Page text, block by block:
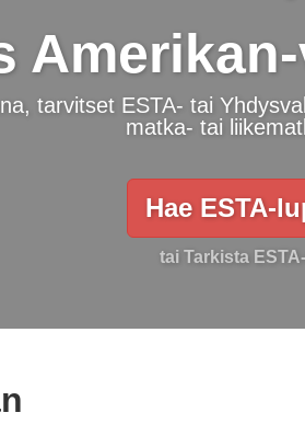
tarvitset ESTA- tai
matka- tai
Hae ESTA-
tai Tarkista